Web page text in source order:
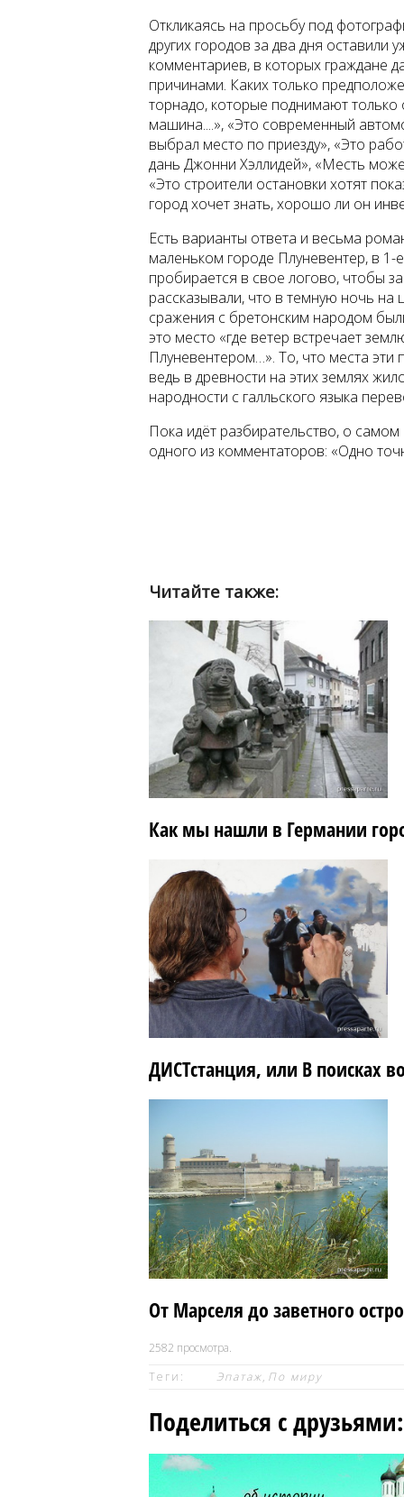
Откликаясь на просьбу под
других городов за два дня
комментариев, в которых граждане
причинами. Каких только
торнадо, которые поднимают
машина....», «Это современный
выбрал место по приезду», «Это
дань Джонни Хэллидей», «Месть
«Это строители остановки хотят
город хочет знать, хорошо ли он
Есть варианты ответа и весьма
маленьком городе Плуневентер, в 1-
пробирается в свое логово, чтобы
рассказывали, что в темную ночь на
сражения с бретонским народом
это место «где ветер встречает
Плуневентером…». То, что места эти
ведь в древности на этих землях
народности с галльского языка
Пока идёт разбирательство, о
одного из комментаторов: «Одно
Читайте также:
Как мы нашли в Германии
ДИСТстанция, или В поисках
От Марселя до заветного
2582 просмотра.
Теги:
Эпатаж, По миру
Поделиться с друзьями: